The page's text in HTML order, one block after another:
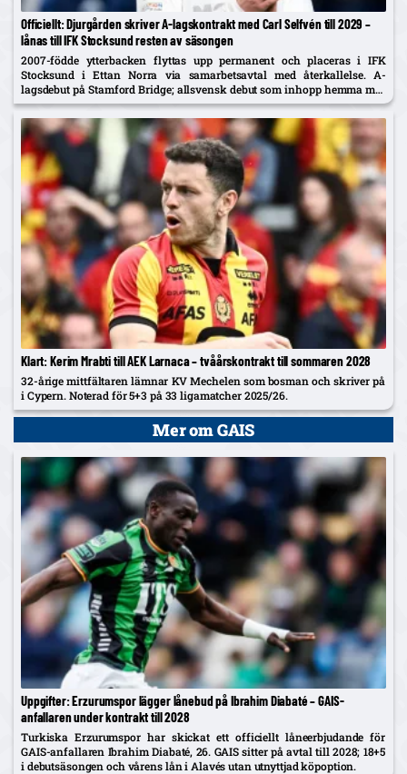
Officiellt: Djurgården skriver A-lagskontrakt med Carl Selfvén till 2029 –
lånas till IFK Stocksund resten av säsongen
2007-födde ytterbacken flyttas upp permanent och placeras i IFK
Stocksund i Ettan Norra via samarbetsavtal med återkallelse. A-
lagsdebut på Stamford Bridge; allsvensk debut som inhopp hemma mot
Brommapojkarna i år.
Klart: Kerim Mrabti till AEK Larnaca – tvåårskontrakt till sommaren 2028
32-årige mittfältaren lämnar KV Mechelen som bosman och skriver på
i Cypern. Noterad för 5+3 på 33 ligamatcher 2025/26.
Mer om GAIS
Uppgifter: Erzurumspor lägger lånebud på Ibrahim Diabaté – GAIS-
anfallaren under kontrakt till 2028
Turkiska Erzurumspor har skickat ett officiellt låneerbjudande för
GAIS-anfallaren Ibrahim Diabaté, 26. GAIS sitter på avtal till 2028; 18+5
i debutsäsongen och vårens lån i Alavés utan utnyttjad köpoption.